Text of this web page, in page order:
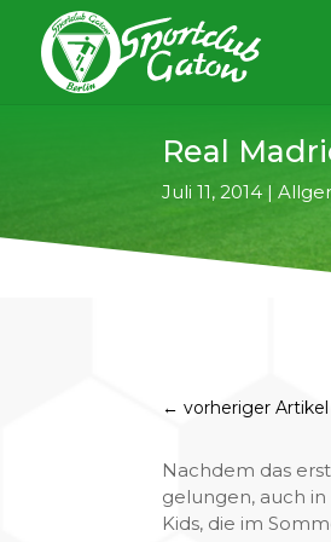
Real
Juli 11, 2014 |
←vorheriger Artikel
Nachdem das
gelungen, auch
Kids, die im